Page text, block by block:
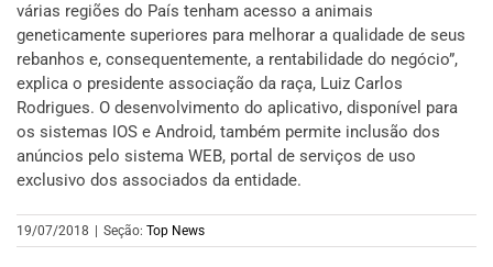
várias regiões do País tenham acesso a animais
geneticamente superiores para melhorar a qualidade de seus
rebanhos e, consequentemente, a rentabilidade do negócio”,
explica o presidente associação da raça, Luiz Carlos
Rodrigues. O desenvolvimento do aplicativo, disponível para
os sistemas IOS e Android, também permite inclusão dos
anúncios pelo sistema WEB, portal de serviços de uso
exclusivo dos associados da entidade.
19/07/2018 Seção: Top News